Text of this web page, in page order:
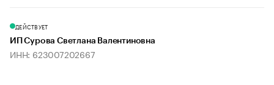
ДЕЙСТВУЕТ
ИП Сурова Светлана Валентиновна
ИНН: 623007202667